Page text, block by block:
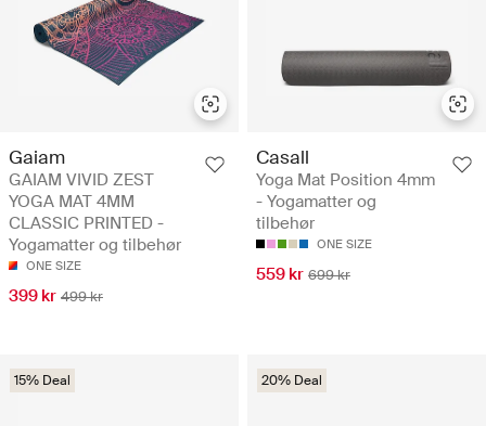
Gaiam
GAIAM VIVID ZEST
YOGA MAT 4MM
CLASSIC PRINTED -
Yogamatter og tilbehør
ONE SIZE
399 kr 499 kr
Casall
Yoga Mat Position 4mm
- Yogamatter og
tilbehør
ONE SIZE
559 kr 699 kr
15% Deal 20% Deal